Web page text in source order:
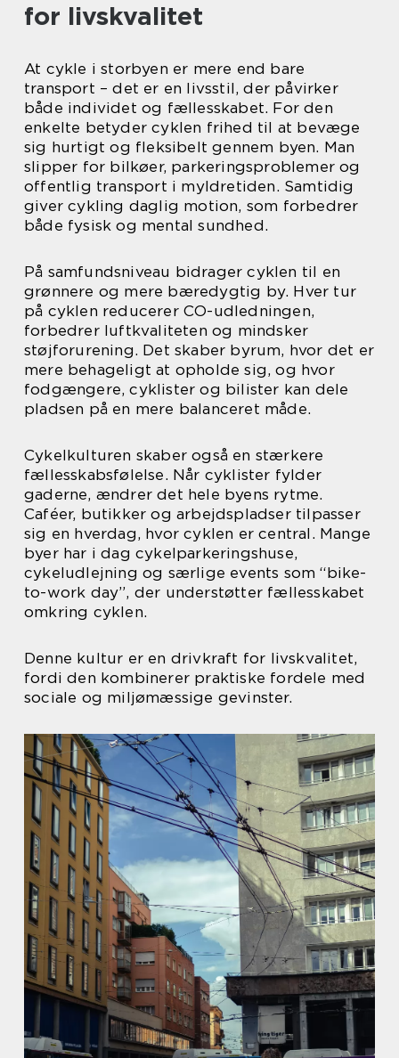
for livskvalitet
At cykle i storbyen er mere end bare
transport – det er en livsstil, der påvirker
både individet og fællesskabet. For den
enkelte betyder cyklen frihed til at bevæge
sig hurtigt og fleksibelt gennem byen. Man
slipper for bilkøer, parkeringsproblemer og
offentlig transport i myldretiden. Samtidig
giver cykling daglig motion, som forbedrer
både fysisk og mental sundhed.
På samfundsniveau bidrager cyklen til en
grønnere og mere bæredygtig by. Hver tur
på cyklen reducerer CO-udledningen,
forbedrer luftkvaliteten og mindsker
støjforurening. Det skaber byrum, hvor det er
mere behageligt at opholde sig, og hvor
fodgængere, cyklister og bilister kan dele
pladsen på en mere balanceret måde.
Cykelkulturen skaber også en stærkere
fællesskabsfølelse. Når cyklister fylder
gaderne, ændrer det hele byens rytme.
Caféer, butikker og arbejdspladser tilpasser
sig en hverdag, hvor cyklen er central. Mange
byer har i dag cykelparkeringshuse,
cykeludlejning og særlige events som “bike-
to-work day”, der understøtter fællesskabet
omkring cyklen.
Denne kultur er en drivkraft for livskvalitet,
fordi den kombinerer praktiske fordele med
sociale og miljømæssige gevinster.